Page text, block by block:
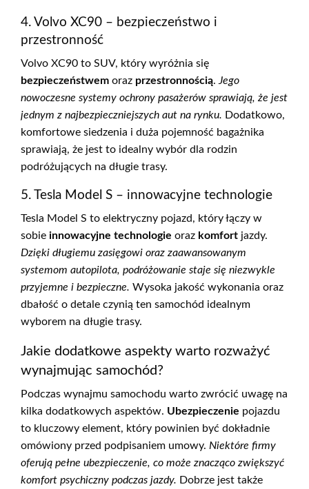
4. Volvo XC90 – bezpieczeństwo i
przestronność
Volvo XC90 to SUV, który wyróżnia się
bezpieczeństwem oraz przestronnością. Jego
nowoczesne systemy ochrony pasażerów sprawiają, że jest
jednym z najbezpieczniejszych aut na rynku. Dodatkowo,
komfortowe siedzenia i duża pojemność bagażnika
sprawiają, że jest to idealny wybór dla rodzin
podróżujących na długie trasy.
5. Tesla Model S – innowacyjne technologie
Tesla Model S to elektryczny pojazd, który łączy w
sobie innowacyjne technologie oraz komfort jazdy.
Dzięki długiemu zasięgowi oraz zaawansowanym
systemom autopilota, podróżowanie staje się niezwykle
przyjemne i bezpieczne. Wysoka jakość wykonania oraz
dbałość o detale czynią ten samochód idealnym
wyborem na długie trasy.
Jakie dodatkowe aspekty warto rozważyć
wynajmując samochód?
Podczas wynajmu samochodu warto zwrócić uwagę na
kilka dodatkowych aspektów. Ubezpieczenie pojazdu
to kluczowy element, który powinien być dokładnie
omówiony przed podpisaniem umowy. Niektóre firmy
oferują pełne ubezpieczenie, co może znacząco zwiększyć
komfort psychiczny podczas jazdy. Dobrze jest także